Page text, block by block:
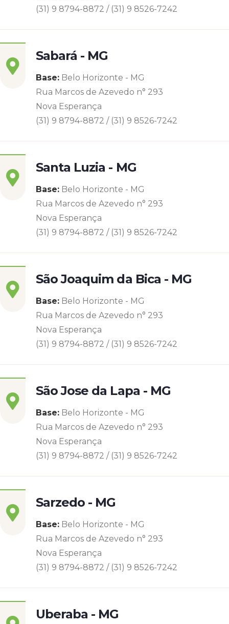
(31) 9 8794-8872 / (31) 9 8526-7242
Sabará - MG
Base: Belo Horizonte - MG
Rua Marcos de Azevedo n° 293
Nova Esperança
(31) 9 8794-8872 / (31) 9 8526-7242
Santa Luzia - MG
Base: Belo Horizonte - MG
Rua Marcos de Azevedo n° 293
Nova Esperança
(31) 9 8794-8872 / (31) 9 8526-7242
São Joaquim da Bica - MG
Base: Belo Horizonte - MG
Rua Marcos de Azevedo n° 293
Nova Esperança
(31) 9 8794-8872 / (31) 9 8526-7242
São Jose da Lapa - MG
Base: Belo Horizonte - MG
Rua Marcos de Azevedo n° 293
Nova Esperança
(31) 9 8794-8872 / (31) 9 8526-7242
Sarzedo - MG
Base: Belo Horizonte - MG
Rua Marcos de Azevedo n° 293
Nova Esperança
(31) 9 8794-8872 / (31) 9 8526-7242
Uberaba - MG